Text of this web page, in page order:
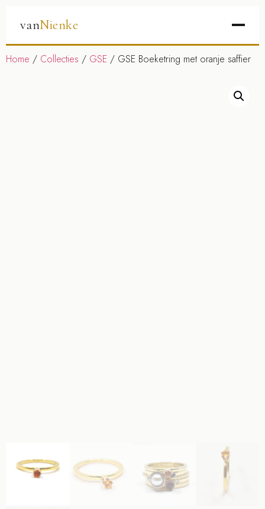
vanNienke
Home / Collecties / GSE / GSE Boeketring met oranje saffier